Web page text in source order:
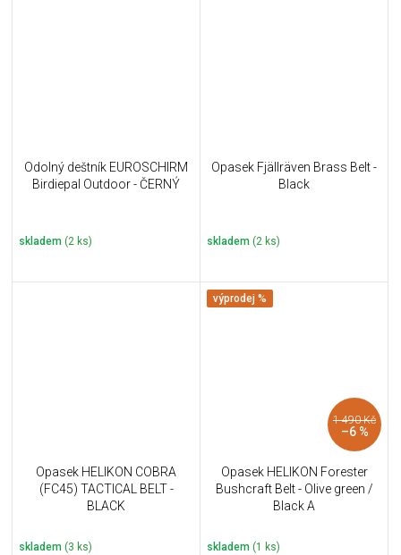
Odolný deštník EUROSCHIRM
Birdiepal Outdoor - ČERNÝ
skladem (2 ks)
Opasek Fjällräven Brass Belt -
Black
skladem (2 ks)
Opasek HELIKON COBRA
(FC45) TACTICAL BELT -
BLACK
skladem (3 ks)
výprodej %
1 490 Kč
–6 %
Opasek HELIKON Forester
Bushcraft Belt - Olive green /
Black A
skladem (1 ks)